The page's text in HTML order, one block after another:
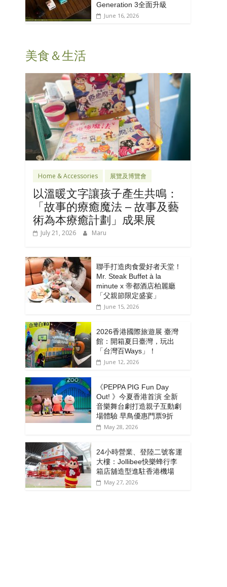
Generation 3全面升級
June 16, 2026
美食＆生活
Home & Accessories 展覽及博覽會
以溫暖文字讓孩子產生共鳴：
「故事的療癒魔法 – 故事及藝
術為本療癒計劃」成果展
July 21, 2026 Maru
聯手打造肉食愛好者天堂！
Mr. Steak Buffet à la
minute x 帝都酒店柏麗廳
「⽗親節限定盛宴」
June 15, 2026
2026香港國際旅遊展 臺灣
館：開箱夏日臺灣，玩出
「台灣百Ways」！
June 12, 2026
《PEPPA PIG Fun Day
Out! 》今夏香港首演 全新
音樂舞台劇打造親子互動劇
場體驗 早鳥優惠門票9折
May 28, 2026
24小時營業、登陸二號客運
大樓：Jollibee快樂蜂行李
箱店舖造型進駐香港機場
May 27, 2026